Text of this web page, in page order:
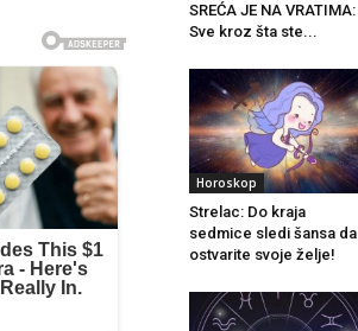
SREĆA JE NA VRATIMA:
Sve kroz šta ste...
Horoskop
Strelac: Do kraja
sedmice sledi šansa da
ostvarite svoje želje!